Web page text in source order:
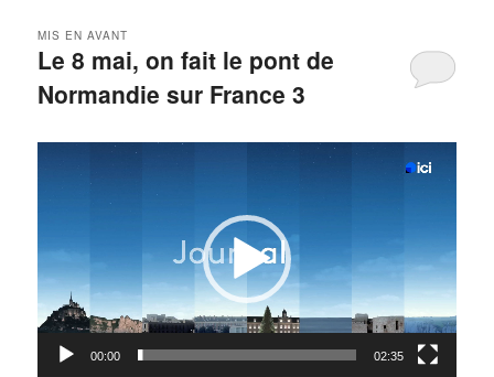
Le 8 mai, on fait le pont de
Normandie sur France 3
MIS EN AVANT
00:00 02:35